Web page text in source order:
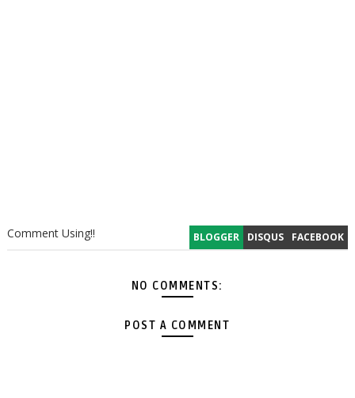
BLOGGER DISQUS FACEBOOK
Comment Using!!
NO COMMENTS:
POST A COMMENT